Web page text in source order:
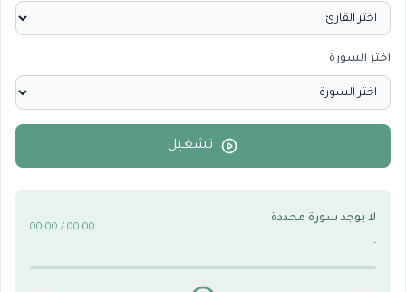
الدروس والخطب
الأقسام التقنية للكمبيوتر والنترنت 0
اختر السورة
تشغيل
لا يوجد سورة محددة
-
00:00 / 00:00